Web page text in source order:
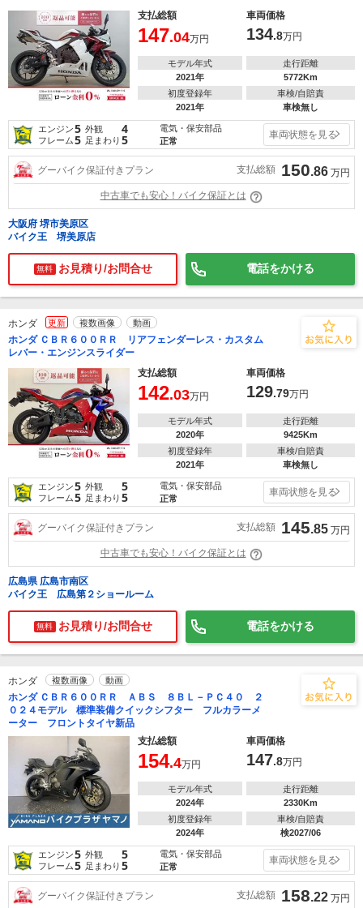
支払総額
車両価格
147.04万円 134.8万円
モデル年式
2021年
走行距離
5772Km
初度登録年
2021年
車検/自賠責
車検無し
エンジン5 外観 4
フレーム5 足まわり 5
電気・保安部品
正常
車両状態を見る
グーバイク保証付きプラン 支払総額 150.86 万円
中古車でも安心！バイク保証とは
大阪府 堺市美原区
バイク王 堺美原店
無料 お見積り/お問合せ 電話をかける
ホンダ 更新 複数画像 動画
ホンダ ＣＢＲ６００ＲＲ リアフェンダーレス・カスタム
レバー・エンジンスライダー
支払総額
車両価格
142.03万円 129.79万円
モデル年式
2020年
走行距離
9425Km
初度登録年
2021年
車検/自賠責
車検無し
エンジン5 外観 5
フレーム5 足まわり 5
電気・保安部品
正常
車両状態を見る
グーバイク保証付きプラン 支払総額 145.85 万円
中古車でも安心！バイク保証とは
広島県 広島市南区
バイク王 広島第２ショールーム
無料 お見積り/お問合せ 電話をかける
ホンダ 複数画像 動画
ホンダ ＣＢＲ６００ＲＲ ＡＢＳ ８ＢＬ－ＰＣ４０ ２
０２４モデル 標準装備クイックシフター フルカラーメ
ーター フロントタイヤ新品
支払総額
車両価格
154.4万円 147.8万円
モデル年式
2024年
走行距離
2330Km
初度登録年
2024年
車検/自賠責
検2027/06
エンジン5 外観 5
フレーム5 足まわり 5
電気・保安部品
正常
車両状態を見る
グーバイク保証付きプラン 支払総額 158.22 万円